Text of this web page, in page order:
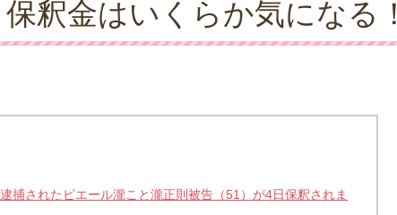
釈金はいくらか気になる！
捕されたピエール瀧こと瀧正則被告（51）が4日保釈されま